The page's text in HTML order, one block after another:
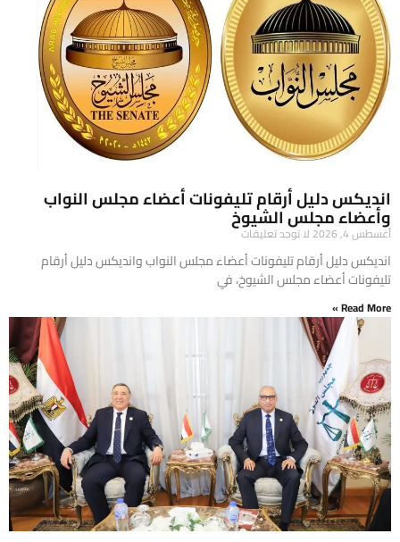
انديكس دليل أرقام تليفونات أعضاء مجلس النواب
وأعضاء مجلس الشيوخ
أغسطس 4, 2026 لا توجد تعليقات
انديكس دليل أرقام تليفونات أعضاء مجلس النواب وانديكس دليل أرقام
تليفونات أعضاء مجلس الشيوخ، في
Read More »